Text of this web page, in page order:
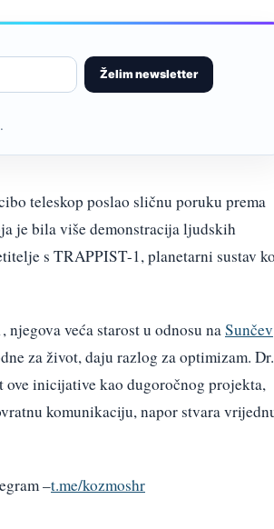
Želim newsletter
teleskop poslao sličnu poruku prema
je bila više demonstracija ljudskih
s TRAPPIST-1, planetarni sustav
veća starost u odnosu naSunčev
za život, daju razlog za optimizam. Dr.
inicijative kao dugoročnog projekta,
komunikaciju, napor stvara
–t.me/kozmoshr